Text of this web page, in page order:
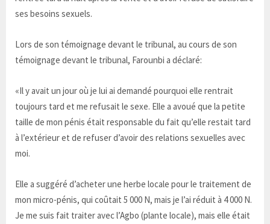
ses besoins sexuels.
Lors de son témoignage devant le tribunal, au cours de son
témoignage devant le tribunal, Farounbi a déclaré:
«Il y avait un jour où je lui ai demandé pourquoi elle rentrait
toujours tard et me refusait le sexe. Elle a avoué que la petite
taille de mon pénis était responsable du fait qu’elle restait tard
à l’extérieur et de refuser d’avoir des relations sexuelles avec
moi.
Elle a suggéré d’acheter une herbe locale pour le traitement de
mon micro-pénis, qui coûtait 5 000 N, mais je l’ai réduit à 4 000 N.
Je me suis fait traiter avec l’Agbo (plante locale), mais elle était